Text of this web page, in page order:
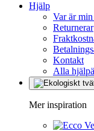
Hjälp
Var är
Returnerar
Kontakt
Alla
Mer inspiration